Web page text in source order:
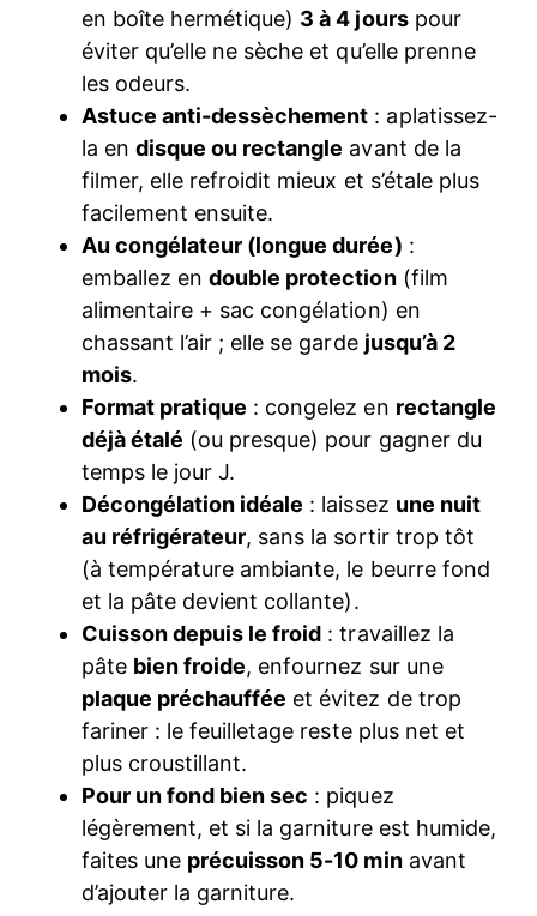
en boîte hermétique) 3 à 4 jourspour
éviter qu’elle ne sèche et qu’elle prenne
les odeurs.
Astuce anti-dessèchement : aplatissez-
la endisque ou rectangle avant de la
filmer, elle refroidit mieux et s’étale plus
facilement ensuite.
Au congélateur (longue durée) :
emballez endouble protection(film
alimentaire + sac congélation) en
chassant l’air ; elle se garde jusqu’à 2
mois.
Format pratique : congelez en rectangle
déjà étalé (ou presque) pour gagner du
temps le jour J.
Décongélation idéale : laissez une nuit
au réfrigérateur, sans la sortir trop tôt
(à température ambiante, le beurre fond
et la pâte devient collante).
Cuisson depuis le froid : travaillez la
pâte bien froide, enfournez sur une
plaque préchauffée et évitez de trop
fariner : le feuilletage reste plus net et
plus croustillant.
Pour un fond bien sec : piquez
légèrement, et si la garniture est humide,
faites une précuisson 5-10 minavant
d’ajouter la garniture.